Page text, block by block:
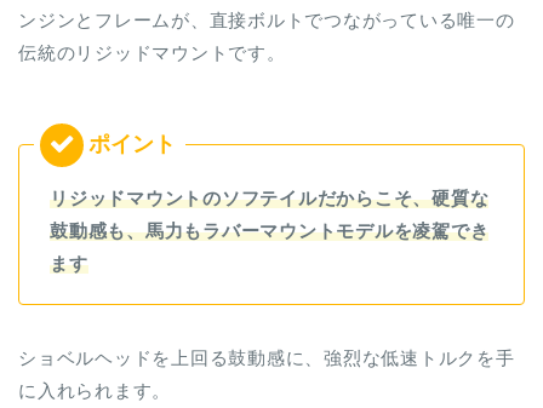
ンジンとフレームが、直接ボルトでつながっている唯一の
伝統のリジッドマウントです。
リジッドマウントのソフテイルだからこそ、硬質な
鼓動感も、馬力もラバーマウントモデルを凌駕でき
ます
ショベルヘッドを上回る鼓動感に、強烈な低速トルクを手
に入れられます。